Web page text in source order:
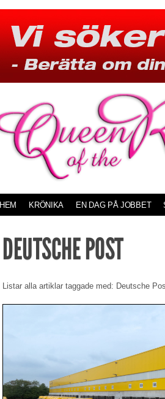
HEM KRÖNIKA EN DAG PÅ JOBBET
DEUTSCHE POST
Listar alla artiklar taggade med: Deutsche